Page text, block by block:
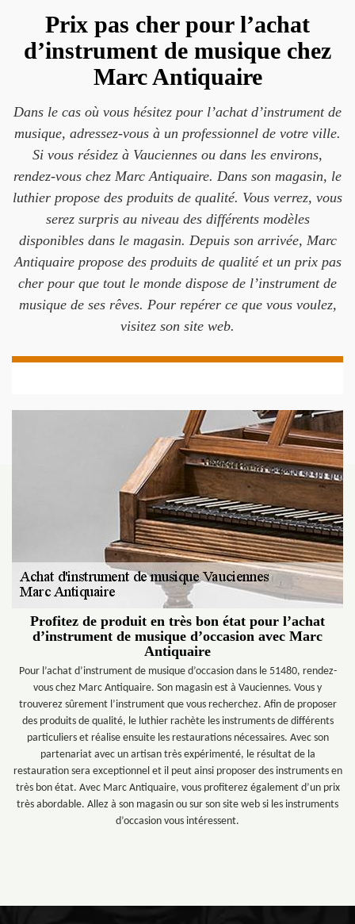
Prix pas cher pour l’achat
d’instrument de musique chez
Marc Antiquaire
Dans le cas où vous hésitez pour l’achat d’instrument de
musique, adressez-vous à un professionnel de votre ville.
Si vous résidez à Vauciennes ou dans les environs,
rendez-vous chez Marc Antiquaire. Dans son magasin, le
luthier propose des produits de qualité. Vous verrez, vous
serez surpris au niveau des différents modèles
disponibles dans le magasin. Depuis son arrivée, Marc
Antiquaire propose des produits de qualité et un prix pas
cher pour que tout le monde dispose de l’instrument de
musique de ses rêves. Pour repérer ce que vous voulez,
visitez son site web.
Profitez de produit en très bon état pour l’achat
d’instrument de musique d’occasion avec Marc
Antiquaire
Pour l’achat d’instrument de musique d’occasion dans le 51480, rendez-
vous chez Marc Antiquaire. Son magasin est à Vauciennes. Vous y
trouverez sûrement l’instrument que vous recherchez. Afin de proposer
des produits de qualité, le luthier rachète les instruments de différents
particuliers et réalise ensuite les restaurations nécessaires. Avec son
partenariat avec un artisan très expérimenté, le résultat de la
restauration sera exceptionnel et il peut ainsi proposer des instruments en
très bon état. Avec Marc Antiquaire, vous profiterez également d’un prix
très abordable. Allez à son magasin ou sur son site web si les instruments
d’occasion vous intéressent.